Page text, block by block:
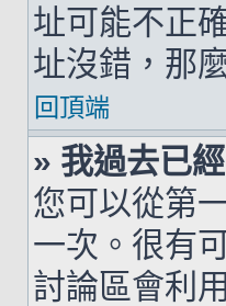
址可能不正
址沒錯，那
回頂端
» 我過去已
您可以從第
一次。很有
討論區會利